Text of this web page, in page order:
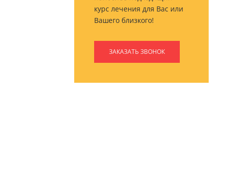
курс лечения для Вас или
Вашего близкого!
ЗАКАЗАТЬ ЗВОНОК